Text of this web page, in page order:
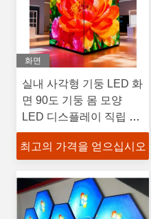
화면
실내 사각형 기둥 LED 화
면 90도 기둥 몸 모양
LED 디스플레이 직립 기
둥 LED 디스플레이 화면
최고의 가격을 얻으십시오